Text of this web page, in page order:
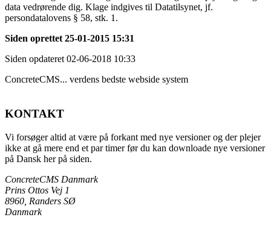
data vedrørende dig. Klage indgives til Datatilsynet, jf.
persondatalovens § 58, stk. 1.
Siden oprettet 25-01-2015 15:31
Siden opdateret 02-06-2018 10:33
ConcreteCMS... verdens bedste webside system
KONTAKT
Vi forsøger altid at være på forkant med nye versioner og der plejer
ikke at gå mere end et par timer før du kan downloade nye versioner
på Dansk her på siden.
ConcreteCMS Danmark
Prins Ottos Vej 1
8960 Randers SØ
Danmark